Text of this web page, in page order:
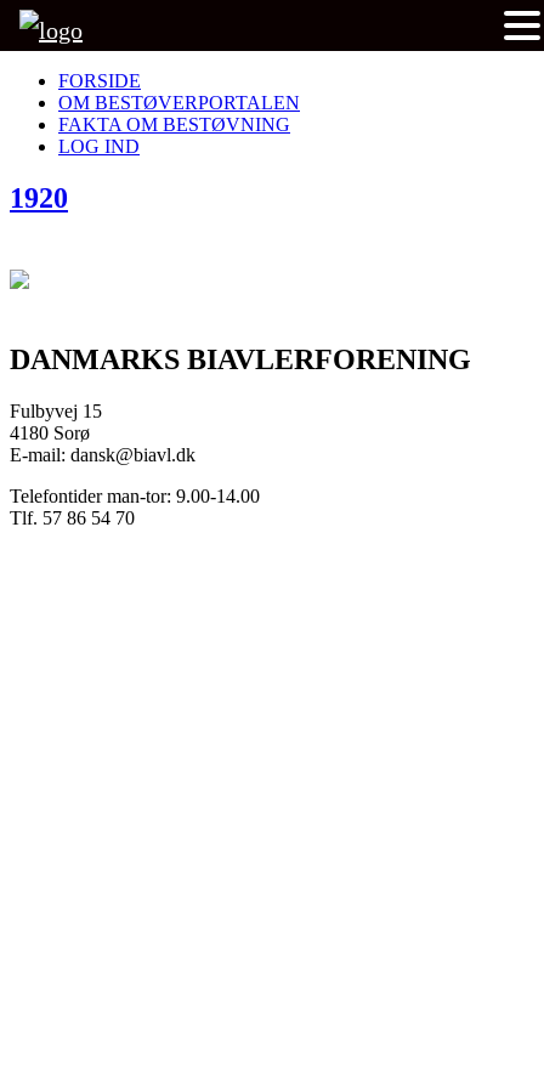
FORSIDE
OM BESTØVERPORTALEN
FAKTA OM BESTØVNING
LOG IND
1920
DANMARKS BIAVLERFORENING
Fulbyvej 15
4180 Sorø
E-mail: dansk@biavl.dk
Telefontider man-tor: 9.00-14.00
Tlf. 57 86 54 70